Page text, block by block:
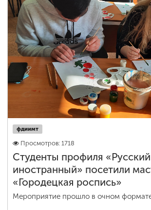
фдиимт
Просмотров: 1718
Студенты профиля
иностранный» посетили
«Городецкая роспись»
Мероприятие прошло в очном